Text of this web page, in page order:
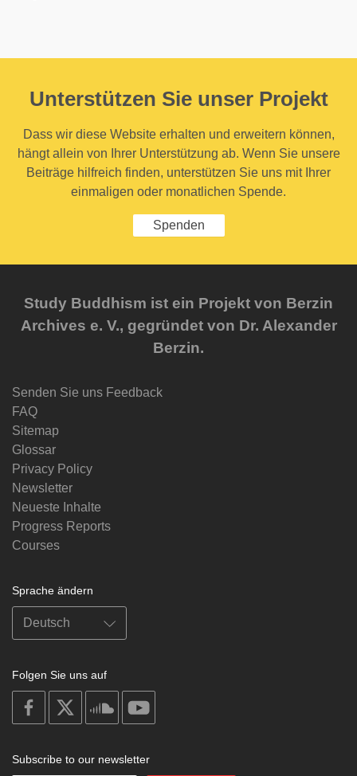
Unterstützen Sie unser Projekt
Dass wir diese Website erhalten und erweitern können,
hängt allein von Ihrer Unterstützung ab. Wenn Sie unsere
Beiträge hilfreich finden, unterstützen Sie uns mit Ihrer
einmaligen oder monatlichen Spende.
Spenden
Study Buddhism ist ein Projekt von Berzin
Archives e. V., gegründet von Dr. Alexander
Berzin.
Senden Sie uns Feedback
FAQ
Sitemap
Glossar
Privacy Policy
Newsletter
Neueste Inhalte
Progress Reports
Courses
Sprache ändern
Folgen Sie uns auf
on
facebook
soundcloud
Subscribe to our newsletter